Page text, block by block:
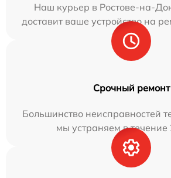
Наш курьер в Ростове-на-
доставит ваше устройство на
Срочный ремонт
Большинство неисправностей
мы устраняем в течение